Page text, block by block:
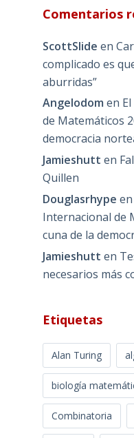
Comentarios
ScottSlide en
complicado es
aburridas”
Angelodom en
de Matemáticos
democracia
Jamieshutt en
Quillen
Douglasrhype en
Internacional de
cuna de la
Jamieshutt en
necesarios más
Etiquetas
Alan Turing
biología
Combinatoria